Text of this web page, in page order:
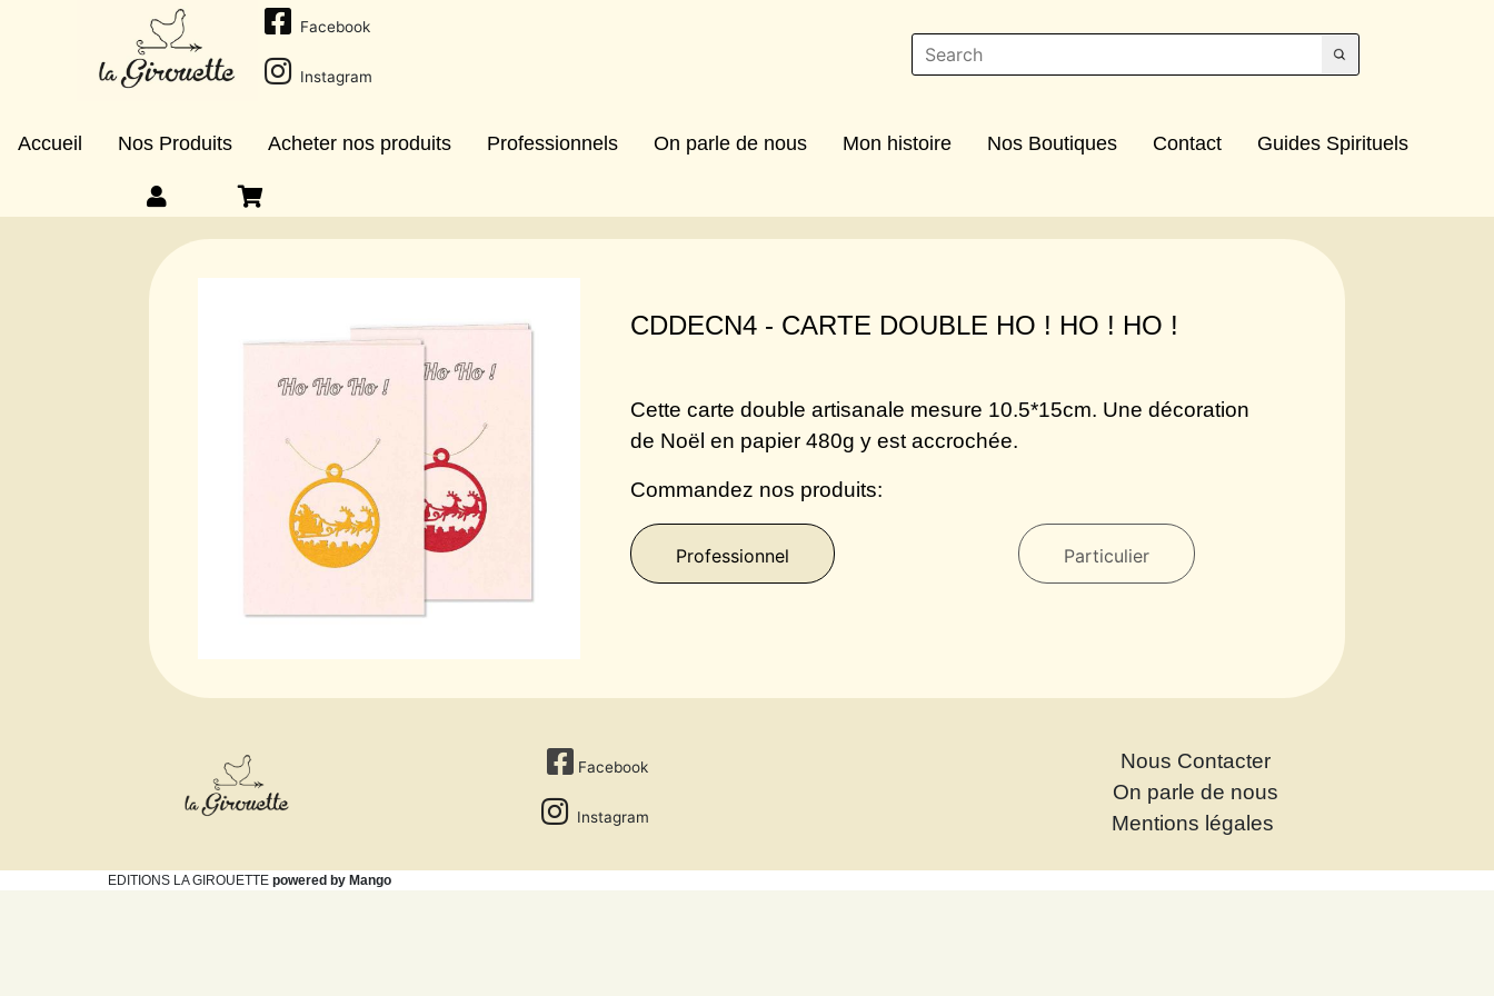
Facebook
Instagram
Accueil Nos Produits Acheter nos produits Professionnels On parle de nous Mon histoire Nos Boutiques Contact Guides Spirituels
CDDECN4 - CARTE DOUBLE HO ! HO ! HO !
Cette carte double artisanale mesure 10.5*15cm. Une décoration
de Noël en papier 480g y est accrochée.
Commandez nos produits:
Professionnel Particulier
Facebook
Instagram
Nous Contacter
On parle de nous
Mentions légales
EDITIONS LA GIROUETTE powered by Mango